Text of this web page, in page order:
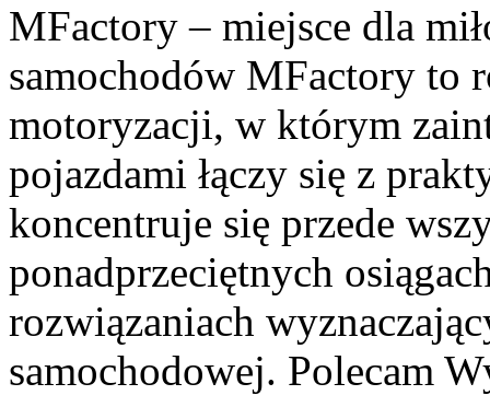
MFactory – miejsce dla
samochodów MFactory to
motoryzacji, w którym
pojazdami łączy się z
koncentruje się przede
ponadprzeciętnych
rozwiązaniach
samochodowej. Polecam